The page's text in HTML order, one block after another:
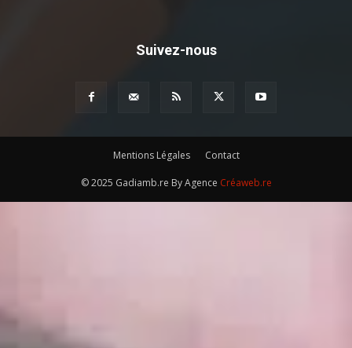
Suivez-nous
Mentions Légales Contact
© 2025 Gadiamb.re By Agence Créaweb.re